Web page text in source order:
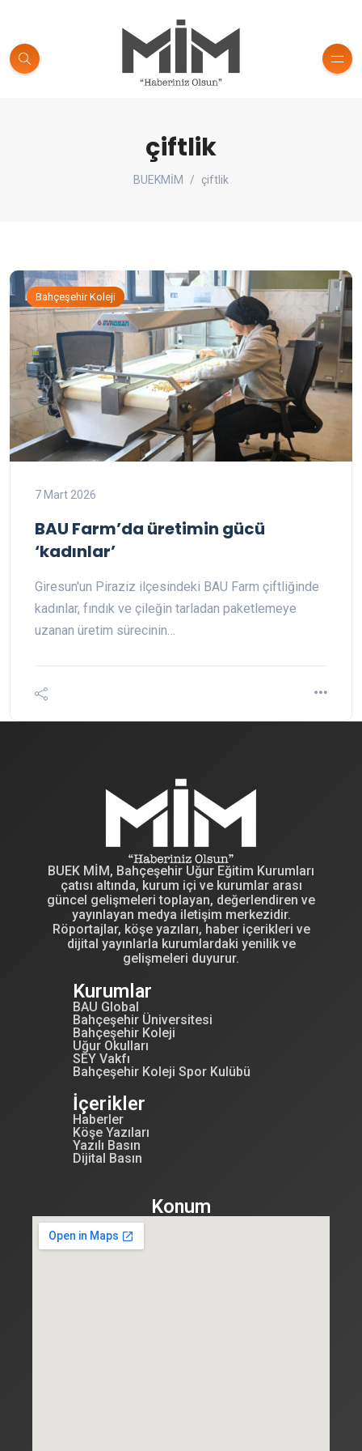
çiftlik
BUEKMİM çiftlik
Bahçeşehir Koleji
7 Mart 2026
BAU Farm’da üretimin gücü
‘kadınlar’
Giresun'un Piraziz ilçesindeki BAU Farm çiftliğinde
kadınlar, fındık ve çileğin tarladan paketlemeye
uzanan üretim sürecinin…
BUEK MİM, Bahçeşehir Uğur Eğitim Kurumları
çatısı altında, kurum içi ve kurumlar arası
güncel gelişmeleri toplayan, değerlendiren ve
yayınlayan medya iletişim merkezidir.
Röportajlar, köşe yazıları, haber içerikleri ve
dijital yayınlarla kurumlardaki yenilik ve
gelişmeleri duyurur.
Kurumlar
BAU Global
Bahçeşehir Üniversitesi
Bahçeşehir Koleji
Uğur Okulları
SEY Vakfı
Bahçeşehir Koleji Spor Kulübü
İçerikler
Haberler
Köşe Yazıları
Yazılı Basın
Dijital Basın
Konum